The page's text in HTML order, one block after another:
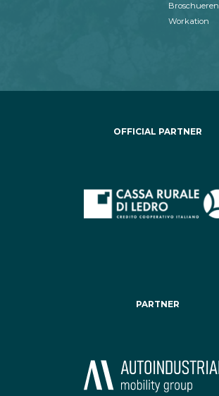
Broschueren
Workation
OFFICIAL PARTNER
PARTNER